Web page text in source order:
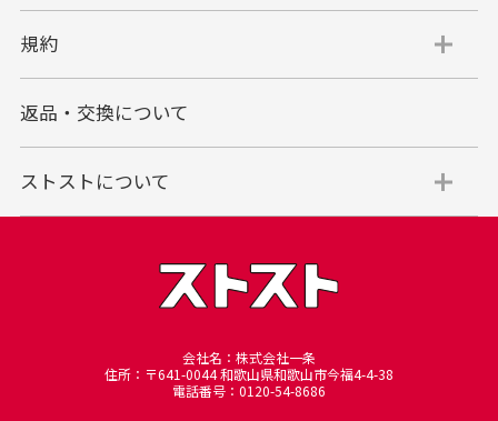
規約
返品・交換について
ストストについて
会社名：株式会社一条
住所：〒641-0044 和歌山県和歌山市今福4-4-38
電話番号：0120-54-8686